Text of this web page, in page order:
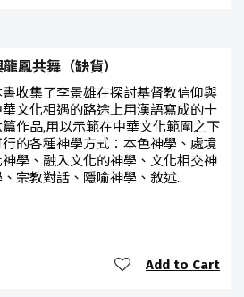
龍鳳共舞（缺貨）
書收集了李景雄在探討基督教信仰與
華文化相遇的路途上用漢語寫成的十
作品,用以示範在中華文化範圍之下
的各種神學方式：本色神學、處境
神學、融入文化的神學、文化相交神
宗教對話、隱喻神學、敘述..
Add to Cart